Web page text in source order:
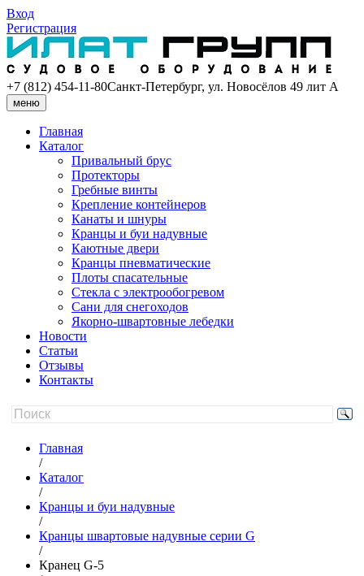
Вход
Регистрация
+7 (812) 454-11-80Санкт-Петербург, ул. Новосёлов 49 лит А
меню
Главная
Каталог
Привальный брус
Протекторы
Гребные винты
Крепление контейнеров
Канаты и шнуры
Кранцы и буи надувные
Каютные двери
Кранцы пневматические
Плоты спасательные
Стекла с электрообогревом
Сани для снегоходов
Якорно-швартовные лебедки
Новости
Статьи
Отзывы
Контакты
Главная
/
Каталог
/
Кранцы и буи надувные
/
Кранцы швартовые надувные серии G
/
Кранец G-5